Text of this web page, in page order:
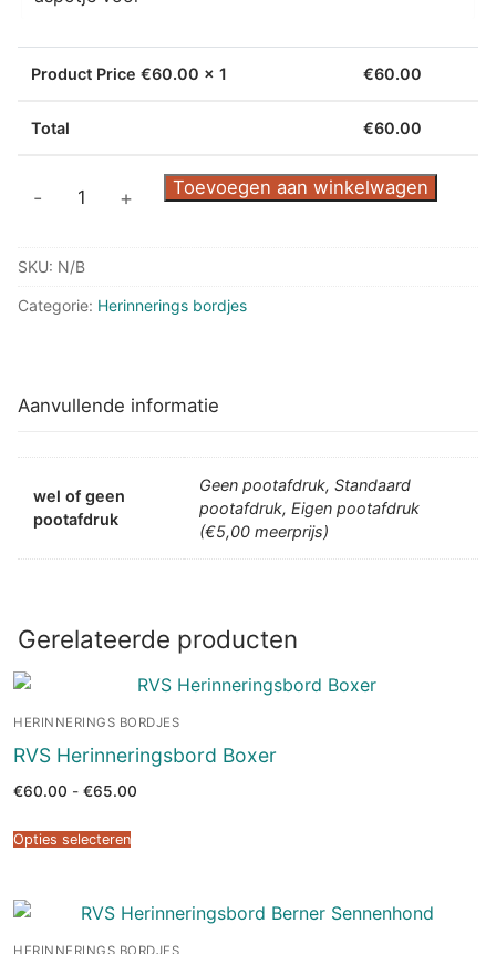
Product Price €60.00 x 1 €60.00
Total €60.00
aantal
- + Toevoegen aan winkelwagen
SKU: N/B
Categorie: Herinnerings bordjes
Aanvullende informatie
wel of geen
pootafdruk
Geen pootafdruk, Standaard
pootafdruk, Eigen pootafdruk
(€5,00 meerprijs)
Gerelateerde producten
HERINNERINGS BORDJES
RVS Herinneringsbord Boxer
€60.00 - €65.00
Opties selecteren
HERINNERINGS BORDJES